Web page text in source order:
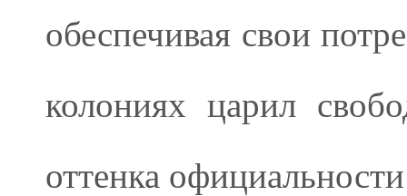
обеспечивая свои
колониях царил
оттенка